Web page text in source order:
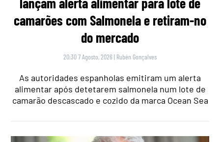
camarões com Salmonela e retiram-no
do mercado
20:30 7 Agosto, 2026 | Rubén Gonçalves
As autoridades espanholas emitiram um alerta
alimentar após detetarem salmonela num lote de
camarão descascado e cozido da marca Ocean Sea